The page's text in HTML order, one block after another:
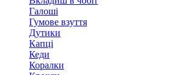
Галоші
Гумове взуття
Дутики
Капці
Кеди
Коралки